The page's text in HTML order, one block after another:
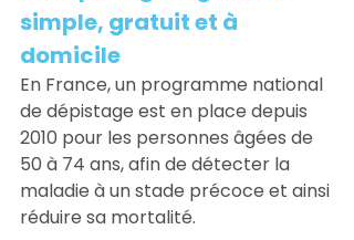
simple, gratuit et à
domicile
En France, un programme national
de dépistage est en place depuis
2010 pour les personnes âgées de
50 à 74 ans, afin de détecter la
maladie à un stade précoce et ainsi
réduire sa mortalité.